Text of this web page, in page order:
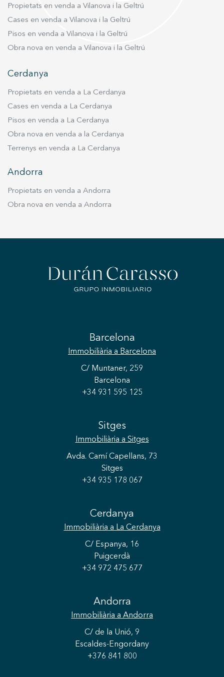
Propietats en venda a Vilanova i la Geltrú
Cases en venda a Vilanova i la Geltrú
Pisos en venda a Vilanova i la Geltrú
Obra nova en venda a Vilanova i la Geltrú
Cerdanya
Propietats en venda a La Cerdanya
Cases en venda a La Cerdanya
Pisos en venda a La Cerdanya
Obra nova en venda a la Cerdanya
Terrenys en venda a La Cerdanya
Andorra
Propietats en venda a Andorra
Obra nova en venda a Andorra
Barcelona
Immobiliària a Barcelona
C/ Muntaner, 259
Barcelona
+34 931 595 125
Sitges
Immobiliària a Sitges
Avda. Camí Capellans, 73
Sitges
+34 935 178 067
Cerdanya
Immobiliària a La Cerdanya
C/ Espanya, 16
Puigcerdà
+34 972 475 677
Andorra
Immobiliària a Andorra
C/ de la Unió, 9
Escaldes-Engordany
+376 841 800